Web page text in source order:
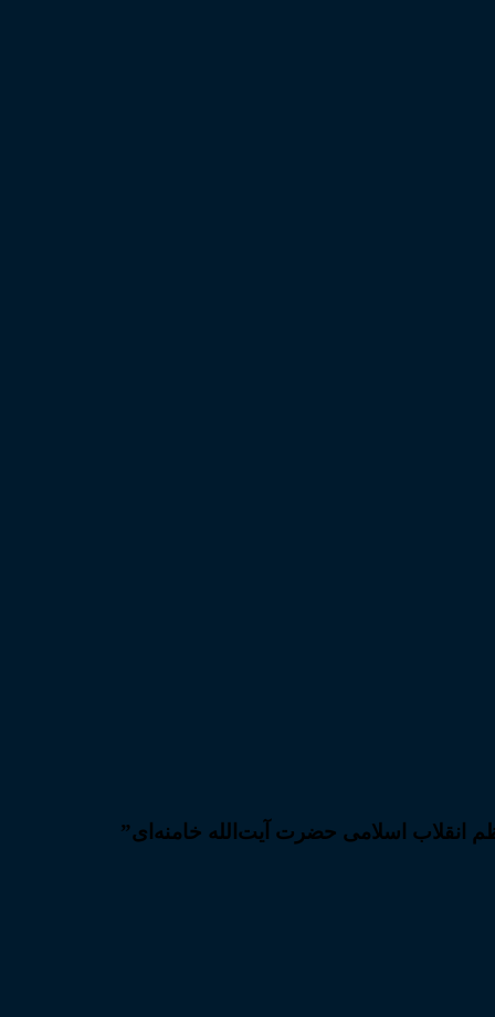
انقلاب اسلامی حضرت آیت‌الله خامنه‌ای”